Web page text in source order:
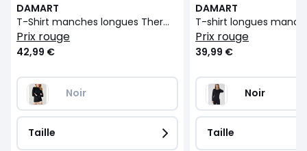
DAMART
T-Shirt manches longues Thermolactyl Degré 4
prix rouge
42,99 €
Noir
Taille
DAMART
prix rouge
39,99 €
Noir
Taille